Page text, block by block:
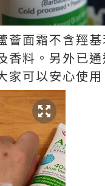
薈面霜不含羥
香料。另外已
家可以安心使用